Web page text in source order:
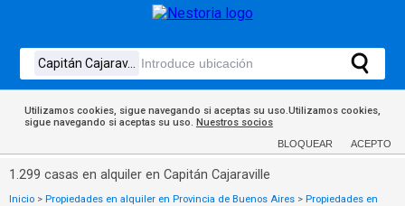
Utilizamos cookies, sigue navegando si aceptas su uso.Utilizamos cookies,
sigue navegando si aceptas su uso. Nuestros socios
BLOQUEAR ACEPTO
1.299 casas en alquiler en Capitán Cajaraville
Inicio > Propiedades en alquiler en Provincia de Buenos Aires > Propiedades en